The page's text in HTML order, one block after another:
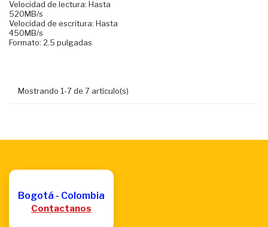
Velocidad de lectura: Hasta
520MB/s
Velocidad de escritura: Hasta
450MB/s
Formato: 2.5 pulgadas
Mostrando 1-7 de 7 artículo(s)
Bogotá - Colombia
Contactanos